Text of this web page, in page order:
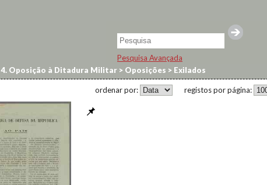
Pesquisa Avançada
4. Oposição à Ditadura Militar > Oposições > Exilados
registos por página:
ordenar por: